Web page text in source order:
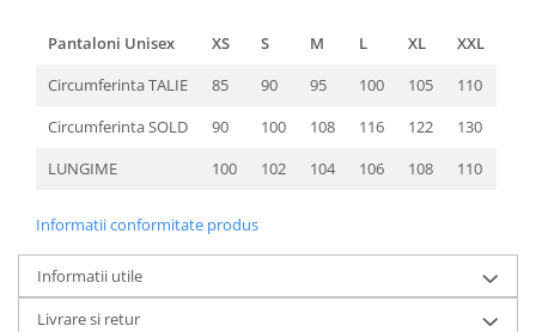
Pantaloni Unisex XS S M L XL
XXL
Circumferinta TALIE
85 90 95 100 105
110
Circumferinta SOLD
90 100 108 116 122
130
LUNGIME
100 102 104 106 108 110
Informatii conformitate produs
Informatii utile
Livrare si retur